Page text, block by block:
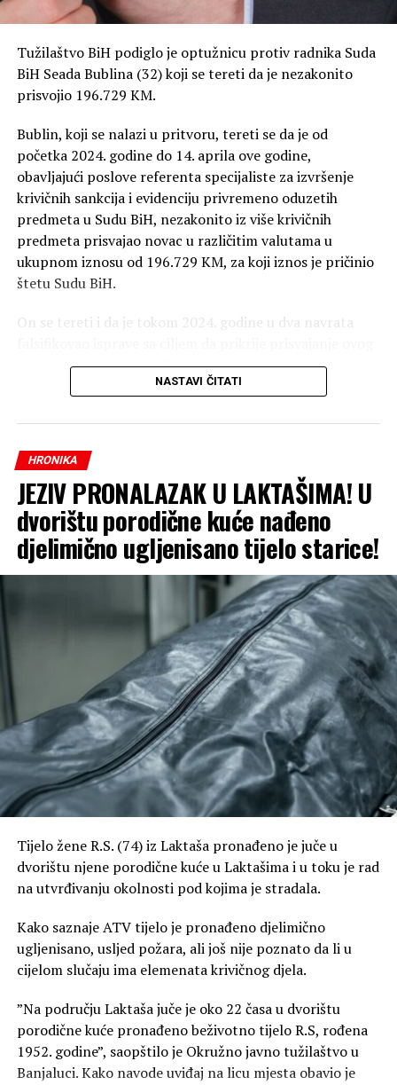
Tužilaštvo BiH podiglo je optužnicu protiv radnika Suda
BiH Seada Bublina (32) koji se tereti da je nezakonito
prisvojio 196.729 KM.
Bublin, koji se nalazi u pritvoru, tereti se da je od
početka 2024. godine do 14. aprila ove godine,
obavljajući poslove referenta specijaliste za izvršenje
krivičnih sankcija i evidenciju privremeno oduzetih
predmeta u Sudu BiH, nezakonito iz više krivičnih
predmeta prisvajao novac u različitim valutama u
ukupnom iznosu od 196.729 KM, za koji iznos je pričinio
štetu Sudu BiH.
On se tereti i da je tokom 2024. godine u dva navrata
novca, saopšteno je iz Tužilaštva BiH.
u službi, te krivično djelo falsifikovanje isprave.
NASTAVI ČITATI
HRONIKA
JEZIV PRONALAZAK U LAKTAŠIMA! U
dvorištu porodične kuće nađeno
djelimično ugljenisano tijelo starice!
Tijelo žene R.S. (74) iz Laktaša pronađeno je juče u
dvorištu njene porodične kuće u Laktašima i u toku je rad
na utvrđivanju okolnosti pod kojima je stradala.
Kako saznaje ATV tijelo je pronađeno djelimično
ugljenisano, usljed požara, ali još nije poznato da li u
cijelom slučaju ima elemenata krivičnog djela.
”Na području Laktaša juče je oko 22 časa u dvorištu
porodične kuće pronađeno beživotno tijelo R.S, rođena
1952. godine”, saopštilo je Okružno javno tužilaštvo u
Banjaluci. Kako navode uviđaj na licu mjesta obavio je